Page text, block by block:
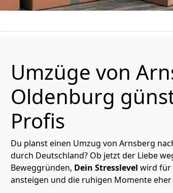
Umzüge von
Oldenburg
Profis
Du planst einen Umzug von Arnsberg
durch Deutschland? Ob jetzt der Liebe
Beweggründen, Dein Stresslevel wird für
ansteigen und die ruhigen Momente